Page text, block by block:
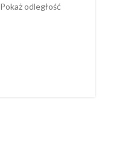
Pokaż odległość